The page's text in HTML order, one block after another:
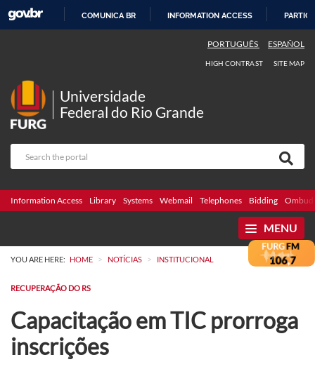
COMUNICA BR INFORMATION ACCESS
PORTUGUÊS ESPAÑOL
HIGH CONTRAST SITE MAP
Universidade
Federal do Rio Grande
Information Access Library Systems Webmail Telephones Bidding
MENU
YOU ARE HERE: HOME > NOTÍCIAS > INSTITUCIONAL
RECUPERAÇÃO DO RS
Capacitação em TIC prorroga
inscrições